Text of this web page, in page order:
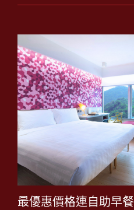
最優惠價格連自助早餐